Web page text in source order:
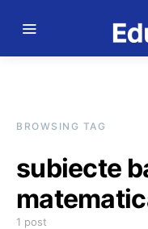
BROWSING TAG
subiecte
1 post